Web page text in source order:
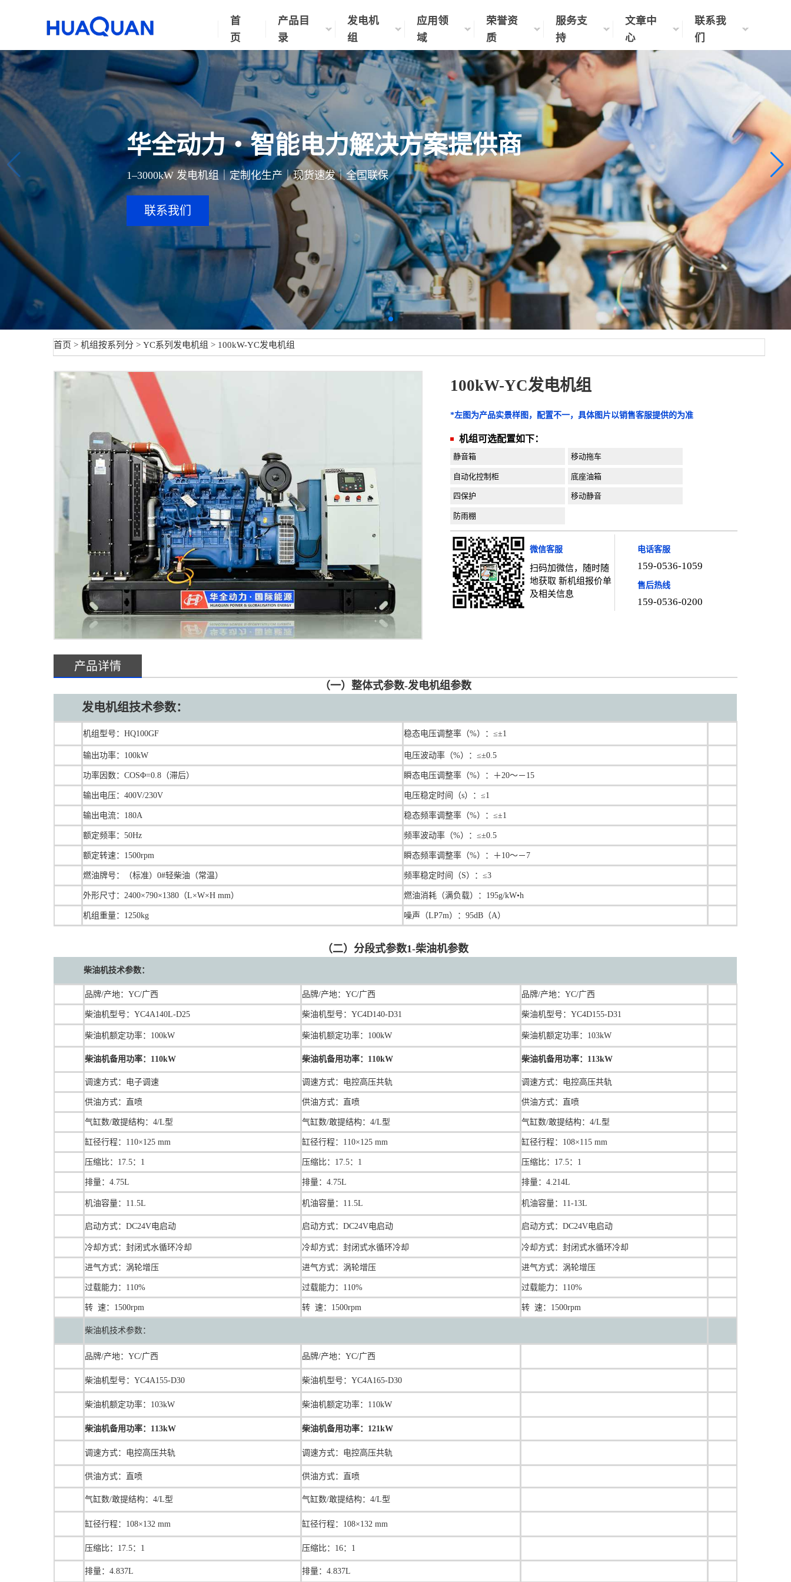
首
页
产品目
录
发电机
组
应用领
域
荣誉资
质
服务支
持
文章中
心
联系我
们
华全动力・智能电力解决方案提供商
1–3000kW 发电机组｜定制化生产｜现货速发｜全国联保
联系我们
首页 > 机组按系列分 > YC系列发电机组 > 100kW-YC发电机组
100kW-YC发电机组
*左图为产品实景样图，配置不一，具体图片以销售客服提供的为准
机组可选配置如下：
静音箱 移动拖车
自动化控制柜 底座油箱
四保护 移动静音
防雨棚
微信客服
扫码加微信，随时随
地获取 新机组报价单
及相关信息
电话客服
159-0536-1059
售后热线
159-0536-0200
产品详情
（一）整体式参数-发电机组参数
发电机组技术参数：
机组型号：HQ100GF 稳态电压调整率（%）：≤±1
输出功率：100kW 电压波动率（%）：≤±0.5
功率因数：COSΦ=0.8（滞后） 瞬态电压调整率（%）：＋20～－15
输出电压：400V/230V 电压稳定时间（s）：≤1
输出电流：180A 稳态频率调整率（%）：≤±1
额定频率：50Hz 频率波动率（%）：≤±0.5
额定转速：1500rpm 瞬态频率调整率（%）：＋10～－7
燃油牌号：（标准）0#轻柴油（常温） 频率稳定时间（S）：≤3
外形尺寸：2400×790×1380（L×W×H mm） 燃油消耗（满负载）：195g/kW•h
机组重量：1250kg 噪声（LP7m）：95dB（A）
（二）分段式参数1-柴油机参数
柴油机技术参数：
品牌/产地：YC/广西 品牌/产地：YC/广西 品牌/产地：YC/广西
柴油机型号：YC4A140L-D25 柴油机型号：YC4D140-D31 柴油机型号：YC4D155-D31
柴油机额定功率：100kW 柴油机额定功率：100kW 柴油机额定功率：103kW
柴油机备用功率：110kW 柴油机备用功率：110kW 柴油机备用功率：113kW
调速方式：电子调速 调速方式： 电控高压共轨 调速方式： 电控高压共轨
供油方式：直喷 供油方式：直喷 供油方式：直喷
气缸数/敢提结构：4/L型 气缸数/敢提结构：4/L型 气缸数/敢提结构：4/L型
缸径行程：110×125 mm 缸径行程：110×125 mm 缸径行程：108×115 mm
压缩比：17.5：1 压缩比：17.5：1 压缩比：17.5：1
排量：4.75L 排量：4.75L 排量：4.214L
机油容量： 11.5L 机油容量： 11.5L 机油容量：11-13L
启动方式：DC24V电启动 启动方式：DC24V电启动 启动方式：DC24V电启动
冷却方式：封闭式水循环冷却 冷却方式：封闭式水循环冷却 冷却方式：封闭式水循环冷却
进气方式：涡轮增压 进气方式：涡轮增压 进气方式：涡轮增压
过载能力：110% 过载能力：110% 过载能力：110%
转 速：1500rpm 转 速：1500rpm 转 速：1500rpm
柴油机技术参数：
品牌/产地：YC/广西 品牌/产地：YC/广西
柴油机型号：YC4A155-D30 柴油机型号：YC4A165-D30
柴油机额定功率：103kW 柴油机额定功率：110kW
柴油机备用功率：113kW 柴油机备用功率：121kW
调速方式： 电控高压共轨 调速方式：电控高压共轨
供油方式：直喷 供油方式：直喷
气缸数/敢提结构：4/L型 气缸数/敢提结构：4/L型
缸径行程：108×132 mm 缸径行程：108×132 mm
压缩比：17.5：1 压缩比：16：1
排量：4.837L 排量：4.837L